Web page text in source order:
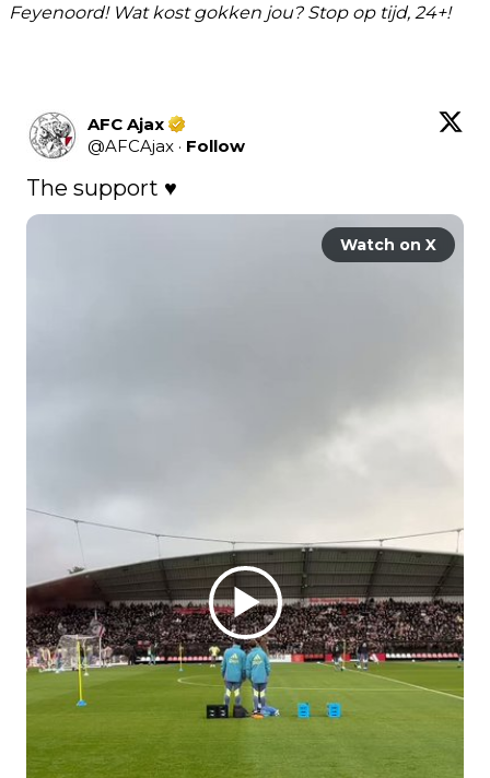
Feyenoord! Wat kost gokken jou? Stop op tijd, 24+!
AFC Ajax
@AFCAjax · Follow
The support ♥️
Watch on X